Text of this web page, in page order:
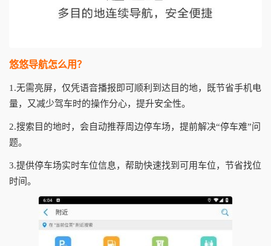
悠悠导航怎么用？
1.无需亮屏，仅凭语音播报即可顺利到达目的地，既节省手机电
量，又减少驾车时的操作分心，提升安全性。
2.搜索目的地时，会自动推荐周边停车场，提前解决“停车难”问
题。
3.提供停车场实时车位信息，帮助快速找到可用车位，节省找位
时间。